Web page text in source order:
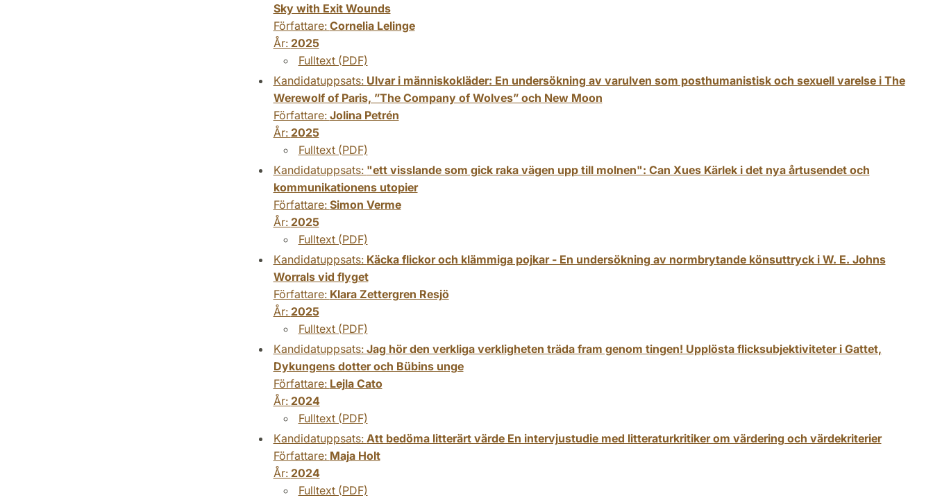
Sky with Exit Wounds
Författare: Cornelia Lelinge
År: 2025
Fulltext (PDF)
Kandidatuppsats: Ulvar i människokläder: En undersökning av varulven som posthumanistisk och sexuell varelse i The
Werewolf of Paris, ”The Company of Wolves” och New Moon
Författare: Jolina Petrén
År: 2025
Fulltext (PDF)
Kandidatuppsats: "ett visslande som gick raka vägen upp till molnen": Can Xues Kärlek i det nya årtusendet och
kommunikationens utopier
Författare: Simon Verme
År: 2025
Fulltext (PDF)
Kandidatuppsats: Käcka flickor och klämmiga pojkar - En undersökning av normbrytande könsuttryck i W. E. Johns
Worrals vid flyget
Författare: Klara Zettergren Resjö
År: 2025
Fulltext (PDF)
Kandidatuppsats: Jag hör den verkliga verkligheten träda fram genom tingen! Upplösta flicksubjektiviteter i Gattet,
Dykungens dotter och Bübins unge
Författare: Lejla Cato
År: 2024
Fulltext (PDF)
Kandidatuppsats: Att bedöma litterärt värde En intervjustudie med litteraturkritiker om värdering och värdekriterier
Författare: Maja Holt
År: 2024
Fulltext (PDF)